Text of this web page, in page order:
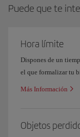
Puede que te
Hora límite
Dispones de un
el que formalizar tu
Más Información
Objetos